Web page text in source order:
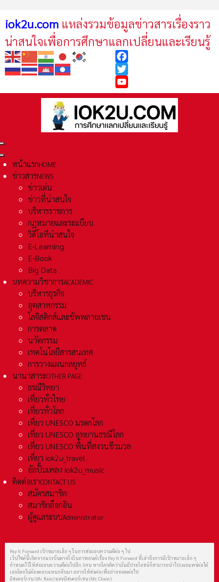
iok2u.com แหล่งรวมข้อมูลข่าวสารเรื่องราว
น่าสนใจเพื่อการศึกษาแลกเปลี่ยนและเรียนรู้
Facebook
Twitter
YouTube
หน้าแรกHOME
ข่าวสารNEWS
ข่าวเด่น
ข่าวที่น่าสนใจ
บริหารราชการ
กฏหมายและระเเบียบ
วิดีโอที่น่าสนใจ
E-Learning
E-Book
Big Data
บทความวิชาการACADEMIC
บริหารธุรกิจ
อุตสาหกรรม
โลจิสติกส์และชัพพลายเชน
การตลาด
นวัตกรรม
เทคโนโลยีสารสนเทศ
การวางแผนกลยุทธ์
นานาสาระOTHER PAGE
ธรณีวิทยา
เที่ยวทั่วไทย
เที่ยวทั่วโลก
เที่ยว UNESCO มรดกโลก
เที่ยว UNESCO อุทยานธรณีโลก
เที่ยว UNESCO พื้นที่สงวนชีวมวล
เที่ยว iok2u_travel
อัลปั้มเพลง iok2u_music
ติดต่อเราCONTACT US
สมัครสมาชิก
สมาชิกล็อกอิน
ผู้ดูแลระบบAdministrator
Pay It Forward เป้าหมายเล็ก ๆ ในการส่งมอบความดีต่อ ๆ ไป
เว็ปไซต์นี้เกิดจากแรงบันดาลใจในภาพยนต์เรื่อง Pay It Forward ที่เล่าถึงการมีเป้าหมายเล็ก ๆ
กำหนดไว้ให้ส่งมอบความดีต่อไปอีก 3 คน หากใครคิดว่ามันมีประโยชน์ก็สามารถนำไปเผยแพร่ต่อได้
เลยโดยไม่ต้องตอบแทนกลับมา อยากให้ส่งต่อเพื่อถ่ายทอดต่อไป
มิสเตอร์เรน (Mr. Rain) และมิสเตอร์เชน (Mr. Chain)